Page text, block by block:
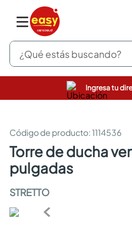
¿Qué estás buscando?
Ingresa tu
:1114536
torre de ducha venti con regadera 8
pulgadas
STRETTO
pinturas
sanitarios
comedor
escritorio
armarios closet
comedores